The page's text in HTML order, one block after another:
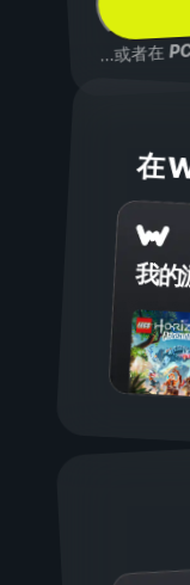
...或者在
在
我的